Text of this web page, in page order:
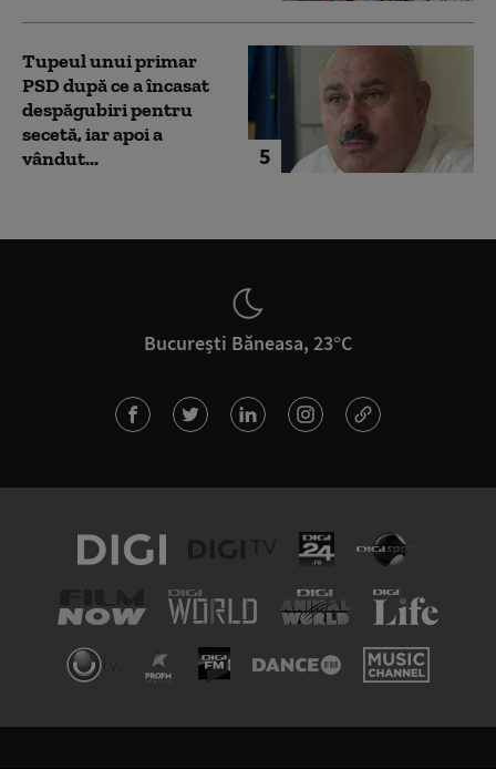
5
Tupeul unui primar
PSD după ce a încasat
despăgubiri pentru
secetă, iar apoi a
vândut...
București Băneasa, 23°C